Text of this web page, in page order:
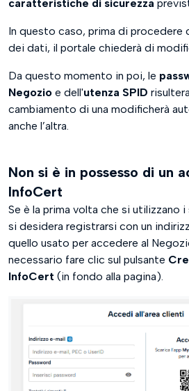
caratteristiche di sicurezza
In questo caso, prima di procedere
dei dati, il portale chiederà di
Da questo momento in poi, le
Negozio e dell'utenza SPID
cambiamento di una modificherà
anche l’altra.
Non si è in possesso di un
InfoCert
Se è la prima volta che si utilizzano
si desidera registrarsi con un
quello usato per accedere al
necessario fare clic sul pulsante
InfoCert (in fondo alla pagina).